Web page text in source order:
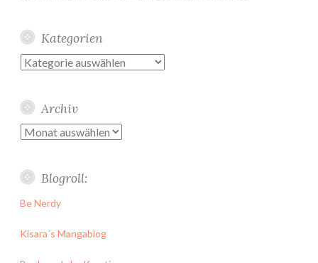
Kategorien
Kategorien
Archiv
Archiv
Blogroll:
Be Nerdy
Kisara´s Mangablog